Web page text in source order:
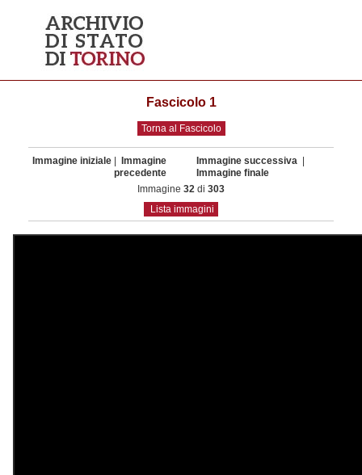
Fascicolo 1
Torna al Fascicolo
Immagine iniziale
Immagine
precedente
Immagine successiva
Immagine finale
Immagine 32 di 303
Lista immagini